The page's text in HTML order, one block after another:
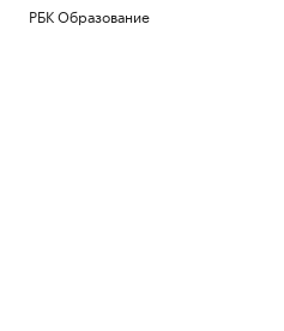
РБК Образование